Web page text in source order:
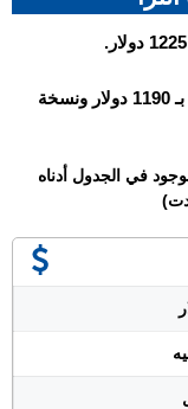
السعر في الصين: نسخة 512/16 جيجابايت بـ 1190 دولار ونسخة
في الجدول أدناه